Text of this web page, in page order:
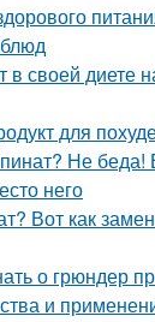
своей диете
для
Не беда!
него
Вот как
о грюндер
и